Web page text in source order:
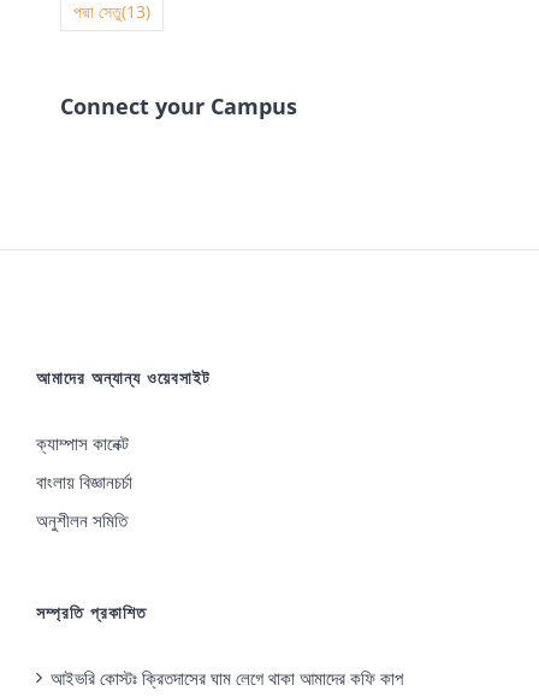
পদ্মা সেতু(13)
Connect your Campus
আমাদের অন্যান্য ওয়েবসাইট
ক্যাম্পাস কানেক্ট
বাংলায় বিজ্ঞানচর্চা
অনুশীলন সমিতি
সম্প্রতি প্রকাশিত
আইভরি কোস্টঃ ক্রিতদাসের ঘাম লেগে থাকা আমাদের কফি কাপ